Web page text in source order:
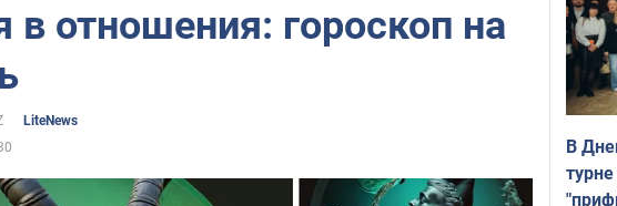
в отношения: гороскоп на
LiteNews
В